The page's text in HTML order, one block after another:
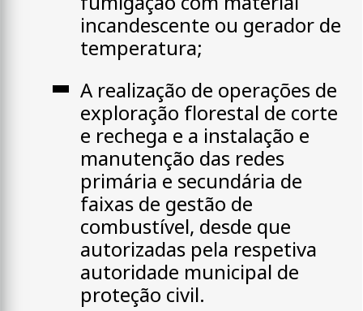
incandescente ou gerador de
temperatura;
A realização de operações de
exploração florestal de corte
e rechega e a instalação e
manutenção das redes
primária e secundária de
faixas de gestão de
combustível, desde que
autorizadas pela respetiva
autoridade municipal de
proteção civil.